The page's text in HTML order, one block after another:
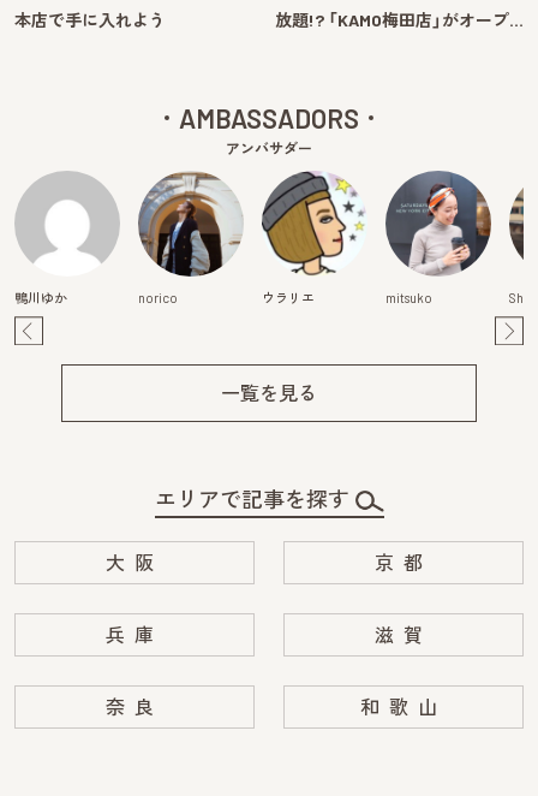
本店で手に入れよう
放題!? 「KAMO梅田店」がオープ…
AMBASSADORS
アンバサダー
鴨川ゆか norico ウラリエ mitsuko
一覧を見る
エリアで記事を探す
大阪 京都
兵庫 滋賀
奈良 和歌山